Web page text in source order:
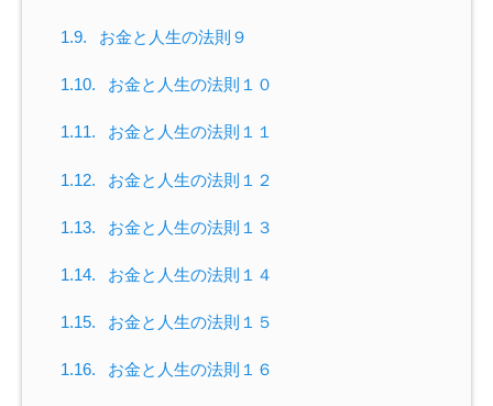
1.9. お金と人生の法則９
1.10. お金と人生の法則１０
1.11. お金と人生の法則１１
1.12. お金と人生の法則１２
1.13. お金と人生の法則１３
1.14. お金と人生の法則１４
1.15. お金と人生の法則１５
1.16. お金と人生の法則１６